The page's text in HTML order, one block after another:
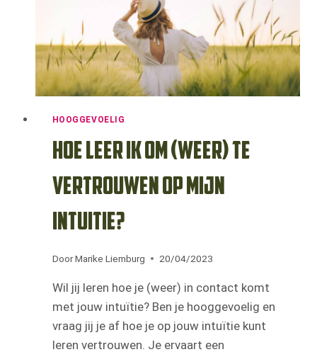
HET
FAMILIESYSTEEM?
HOOGGEVOELIG
Hoe leer ik om (weer) te
vertrouwen op mijn
intuitie?
Door Marike Liemburg 20/04/2023
Wil jij leren hoe je (weer) in contact komt
met jouw intuïtie? Ben je hooggevoelig en
vraag jij je af hoe je op jouw intuïtie kunt
leren vertrouwen. Je ervaart een